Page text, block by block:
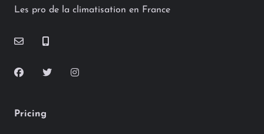
Les pro de la climatisation en France
Pricing